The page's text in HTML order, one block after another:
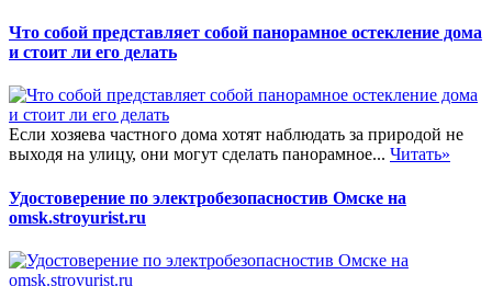
Что собой представляет собой панорамное остекление дома
и стоит ли его делать
Если хозяева частного дома хотят наблюдать за природой не
выходя на улицу, они могут сделать панорамное... Читать»
Удостоверение по электробезопасностив Омске на
omsk.stroyurist.ru